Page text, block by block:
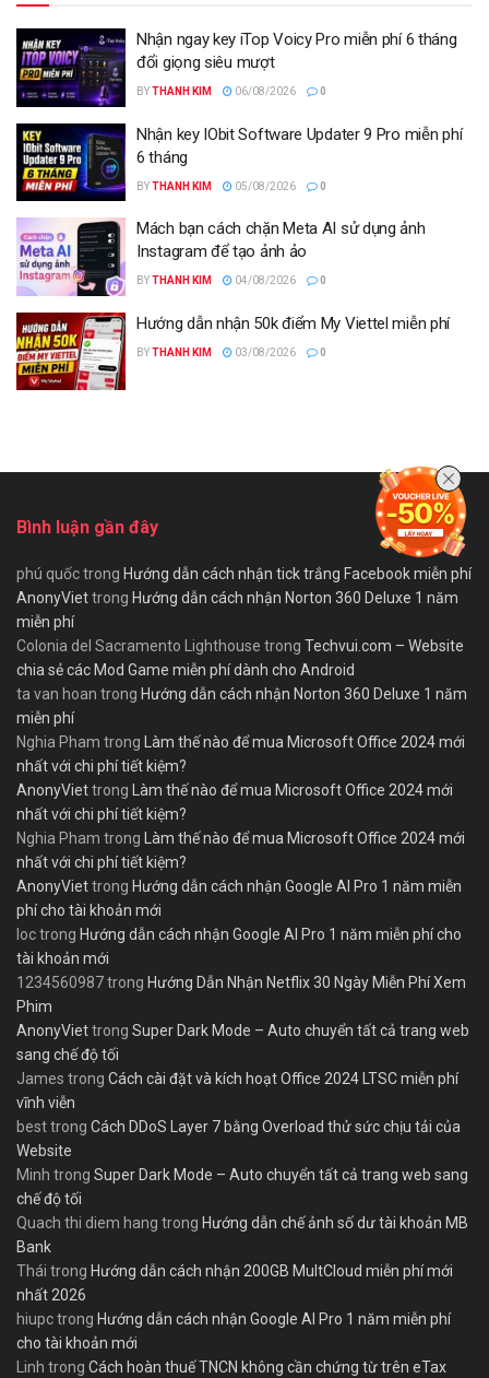
Nhận ngay key iTop Voicy Pro miễn phí 6 tháng
đổi giọng siêu mượt
BYTHANH KIM 06/08/2026 0
Nhận key IObit Software Updater 9 Pro miễn phí
6 tháng
BYTHANH KIM 05/08/2026 0
Mách bạn cách chặn Meta AI sử dụng ảnh
Instagram để tạo ảnh ảo
BYTHANH KIM 04/08/2026 0
Hướng dẫn nhận 50k điểm My Viettel miễn phí
BYTHANH KIM 03/08/2026 0
Bình luận gần đây
phú quốctrong Hướng dẫn cách nhận tick trắng Facebook miễn phí
AnonyViettrong Hướng dẫn cách nhận Norton 360 Deluxe 1 năm
miễn phí
Colonia del Sacramento Lighthouse trong Techvui.com – Website
chia sẻ các Mod Game miễn phí dành cho Android
ta van hoan trong Hướng dẫn cách nhận Norton 360 Deluxe 1 năm
miễn phí
Nghia Pham trong
Làm thế nào để mua Microsoft Office 2024 mới
nhất với chi phí tiết kiệm?
AnonyViettrong
Làm thế nào để mua Microsoft Office 2024 mới
nhất với chi phí tiết kiệm?
Nghia Pham trong
Làm thế nào để mua Microsoft Office 2024 mới
nhất với chi phí tiết kiệm?
AnonyViettrong Hướng dẫn cách nhận Google AI Pro 1 năm miễn
phí cho tài khoản mới
loctrong Hướng dẫn cách nhận Google AI Pro 1 năm miễn phí cho
tài khoản mới
1234560987trong Hướng Dẫn Nhận Netflix 30 Ngày Miễn Phí Xem
Phim
AnonyViettrong Super Dark Mode – Auto chuyển tất cả trang web
sang chế độ tối
James trong Cách cài đặt và kích hoạt Office 2024 LTSC miễn phí
vĩnh viễn
besttrong Cách DDoS Layer 7 bằng Overload thử sức chịu tải của
Website
Minh trong Super Dark Mode – Auto chuyển tất cả trang web sang
chế độ tối
Quach thi diem hang trong Hướng dẫn chế ảnh số dư tài khoản MB
Bank
Thái trong Hướng dẫn cách nhận 200GB MultCloud miễn phí mới
nhất 2026
hiupctrong Hướng dẫn cách nhận Google AI Pro 1 năm miễn phí
cho tài khoản mới
Linh trong Cách hoàn thuế TNCN không cần chứng từ trên eTax